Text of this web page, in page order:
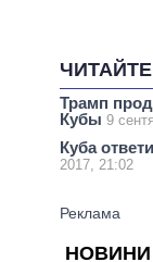
Трамп
Кубы 9
Куба
2017, 21:02